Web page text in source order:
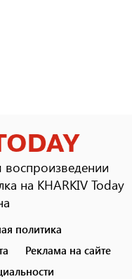
на KHARKIV Today
политика
Реклама на сайте